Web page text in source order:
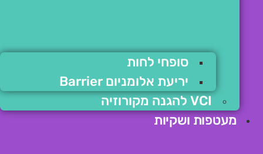
סופחי לחות
יריעת אלומניום Barrier
VCI להגנה מקורוזיה
מעטפות ושקיות